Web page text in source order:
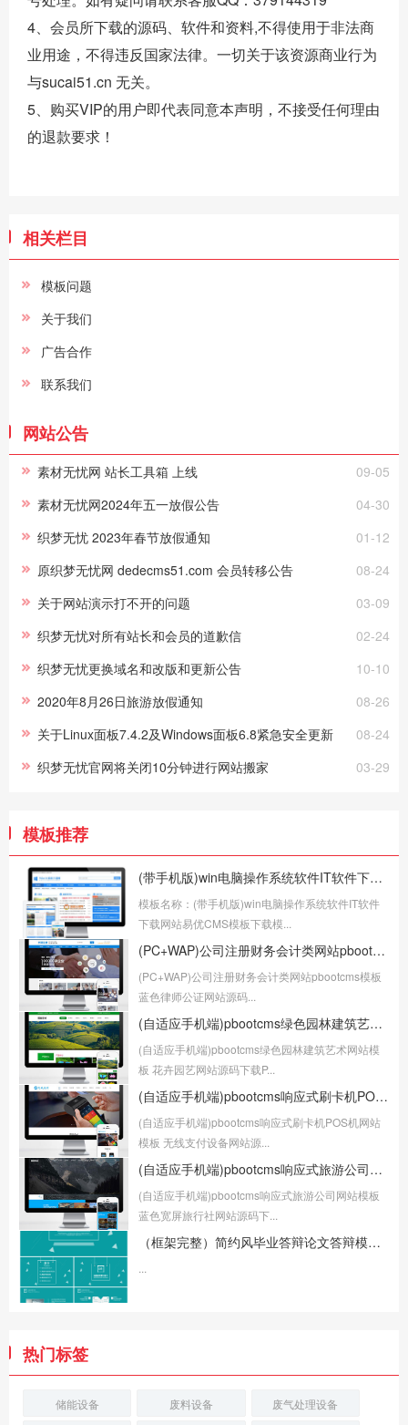
4、会员所下载的源码、软件和资料,不得使用于非法商
业用途，不得违反国家法律。一切关于该资源商业行为
与sucai51.cn 无关。
5、购买VIP的用户即代表同意本声明，不接受任何理由
的退款要求！
相关栏目
模板问题
关于我们
广告合作
联系我们
网站公告
09-05
素材无忧网 站长工具箱 上线
04-30
素材无忧网2024年五一放假公告
01-12
织梦无忧 2023年春节放假通知
08-24
原织梦无忧网 dedecms51.com 会员转移公告
03-09
关于网站演示打不开的问题
02-24
织梦无忧对所有站长和会员的道歉信
10-10
织梦无忧更换域名和改版和更新公告
08-26
2020年8月26日旅游放假通知
08-24
关于Linux面板7.4.2及Windows面板6.8紧急安全更新
03-29
织梦无忧官网将关闭10分钟进行网站搬家
模板推荐
(带手机版)win电脑操作系统软件IT软件下载网站易优CMS模板下载
模板名称：(带手机版)win电脑操作系统软件IT软件
下载网站易优CMS模板下载模...
(PC+WAP)公司注册财务会计类网站pbootcms模板 蓝色律师公证网站源码下载
(PC+WAP)公司注册财务会计类网站pbootcms模板
蓝色律师公证网站源码...
(自适应手机端)pbootcms绿色园林建筑艺术网站模板 花卉园艺网站源码下载
(自适应手机端)pbootcms绿色园林建筑艺术网站模
板 花卉园艺网站源码下载P...
(自适应手机端)pbootcms响应式刷卡机POS机网站模板 无线支付设备网站源码
(自适应手机端)pbootcms响应式刷卡机POS机网站
模板 无线支付设备网站源...
(自适应手机端)pbootcms响应式旅游公司网站模板 蓝色宽屏旅行社网站源码下载
(自适应手机端)pbootcms响应式旅游公司网站模板
蓝色宽屏旅行社网站源码下...
（框架完整）简约风毕业答辩论文答辩模板下载
热门标签
储能设备 废料设备
废气处理设备